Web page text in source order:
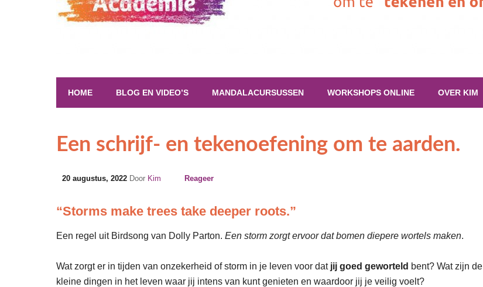
HOME BLOG EN VIDEO’S MANDALACURSUSSEN WORKSHOPS ONLINE OVER KIM
Een schrijf- en tekenoefening om te aarden.
20 augustus, 2022 Door Kim Reageer
“Storms make trees take deeper roots.”
Een regel uit Birdsong van Dolly Parton. Een storm zorgt ervoor dat bomen diepere wortels maken.
Wat zorgt er in tijden van onzekerheid of storm in je leven voor dat jij goed geworteld bent? Wat zijn de
kleine dingen in het leven waar jij intens van kunt genieten en waardoor jij je veilig voelt?